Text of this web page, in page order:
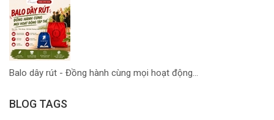
Balo dây rút - Đồng hành cùng mọi hoạt động...
BLOG TAGS